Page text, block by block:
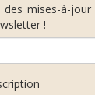
mises-à-jour
!